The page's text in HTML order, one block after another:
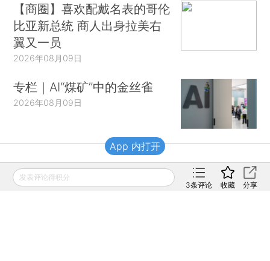
【商圈】喜欢配戴名表的哥伦
比亚新总统 商人出身拉美右
翼又一员
2026年08月09日
专栏｜AI“煤矿”中的金丝雀
2026年08月09日
财新移动
发表评论得积分
3条评论 收藏 分享
App 内打开